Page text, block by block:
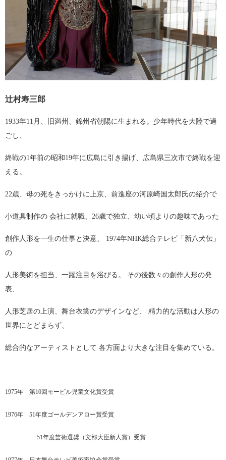
辻村寿三郎
1933年11月、旧満州、錦州省朝陽に生まれる。少年時代を大陸で過
ごし、
終戦の1年前の昭和19年に広島に引き揚げ、広島県三次市で終戦を迎
える。
22歳、母の死をきっかけに上京、前進座の河原崎国太郎氏の紹介で
小道具制作の 会社に就職、26歳で独立、幼い頃よりの趣味であった
創作人形を一生の仕事と決意、 1974年NHK総合テレビ「新八犬伝」
の
人形美術を担当、一躍注目を浴びる。 その後数々の創作人形の発
表、
人形芝居の上演、舞台衣裳のデザインなど、 精力的な活動は人形の
世界にとどまらず、
総合的なアーティストとして 各方面より大きな注目を集めている。
1975年 第10回モービル児童文化賞受賞
1976年 51年度ゴールデンアロー賞受賞
51年度芸術選奨（文部大臣新人賞）受賞